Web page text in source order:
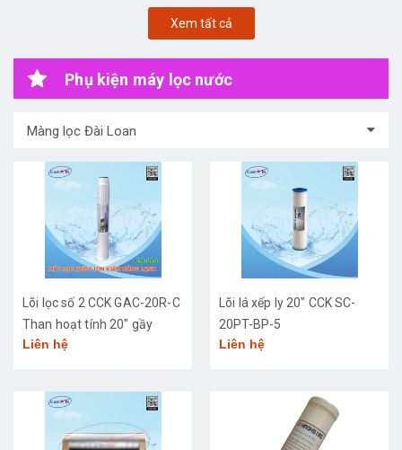
Xem tất cả
Phụ kiện máy lọc nước
Màng lọc Đài Loan
Lõi lọc số 2 CCK GAC-20R-C
Than hoạt tính 20" gầy
Liên hệ
Lõi lá xếp ly 20" CCK SC-
20PT-BP-5
Liên hệ